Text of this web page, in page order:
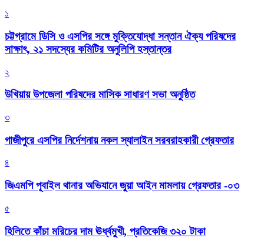
১
চট্টগ্রামে ডিসি ও এসপির সঙ্গে মুক্তিযোদ্ধা সন্তান ঐক্য পরিষদের
সাক্ষাৎ, ২১ সদস্যের কমিটির অনুলিপি হস্তান্তর
২
উখিয়ায় উপজেলা পরিষদের মাসিক সাধারণ সভা অনুষ্ঠিত
৩
গাজীপুরে এসপির নির্দেশনায় নকল স্যালাইন সরবরাহকারী গ্রেফতার
৪
জিএমপি পূবাইল থানার অভিযানে জুয়া আইন মামলায় গ্রেফতার -০৩
৫
হিলিতে কাঁচা মরিচের দাম ঊর্ধ্বমুখী, প্রতিকেজি ৩২০ টাকা